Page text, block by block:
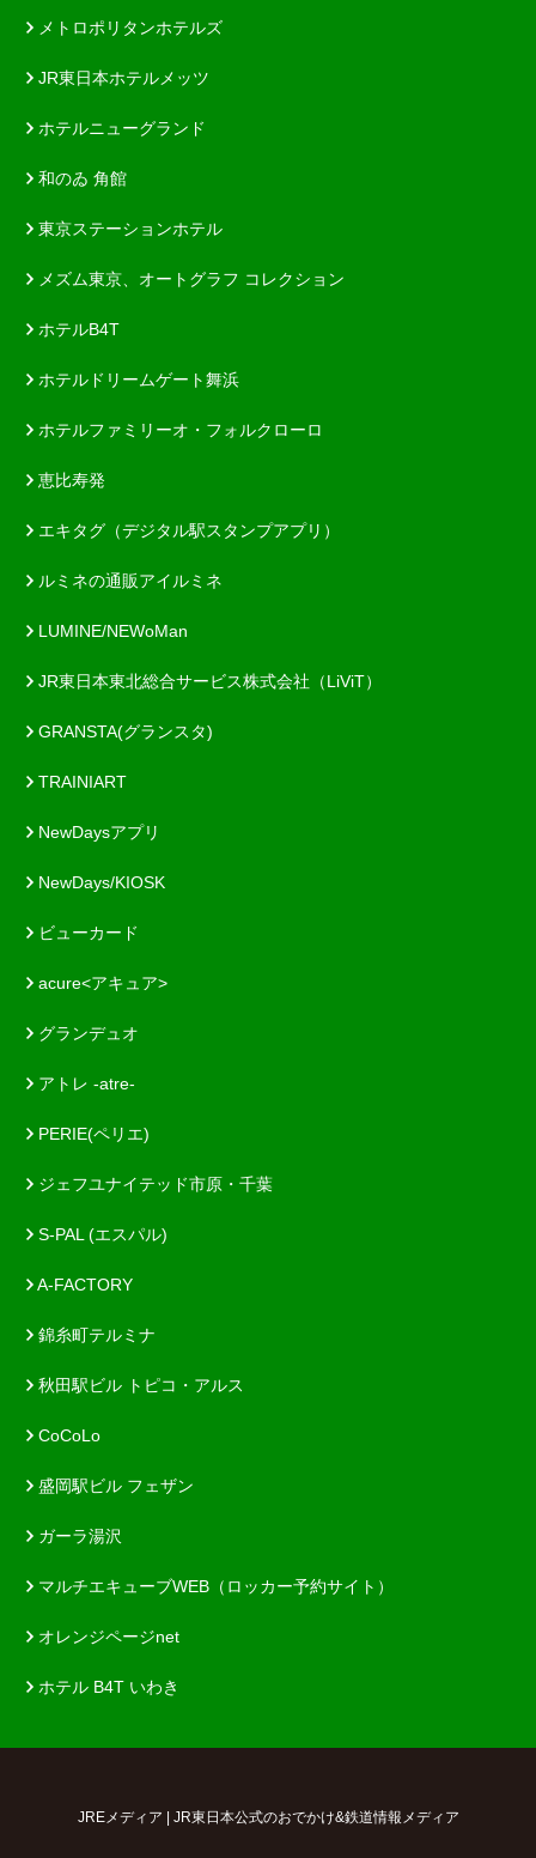
メトロポリタンホテルズ
JR東日本ホテルメッツ
ホテルニューグランド
和のゐ 角館
東京ステーションホテル
メズム東京、オートグラフ コレクション
ホテルB4T
ホテルドリームゲート舞浜
ホテルファミリーオ・フォルクローロ
恵比寿発
エキタグ（デジタル駅スタンプアプリ）
ルミネの通販アイルミネ
LUMINE/NEWoMan
JR東日本東北総合サービス株式会社（LiViT）
GRANSTA(グランスタ)
TRAINIART
NewDaysアプリ
NewDays/KIOSK
ビューカード
acure<アキュア>
グランデュオ
アトレ -atre-
PERIE(ペリエ)
ジェフユナイテッド市原・千葉
S-PAL (エスパル)
A-FACTORY
錦糸町テルミナ
秋田駅ビル トピコ・アルス
CoCoLo
盛岡駅ビル フェザン
ガーラ湯沢
マルチエキューブWEB（ロッカー予約サイト）
オレンジページnet
ホテル B4T いわき
JREメディア | JR東日本公式のおでかけ&鉄道情報メディア